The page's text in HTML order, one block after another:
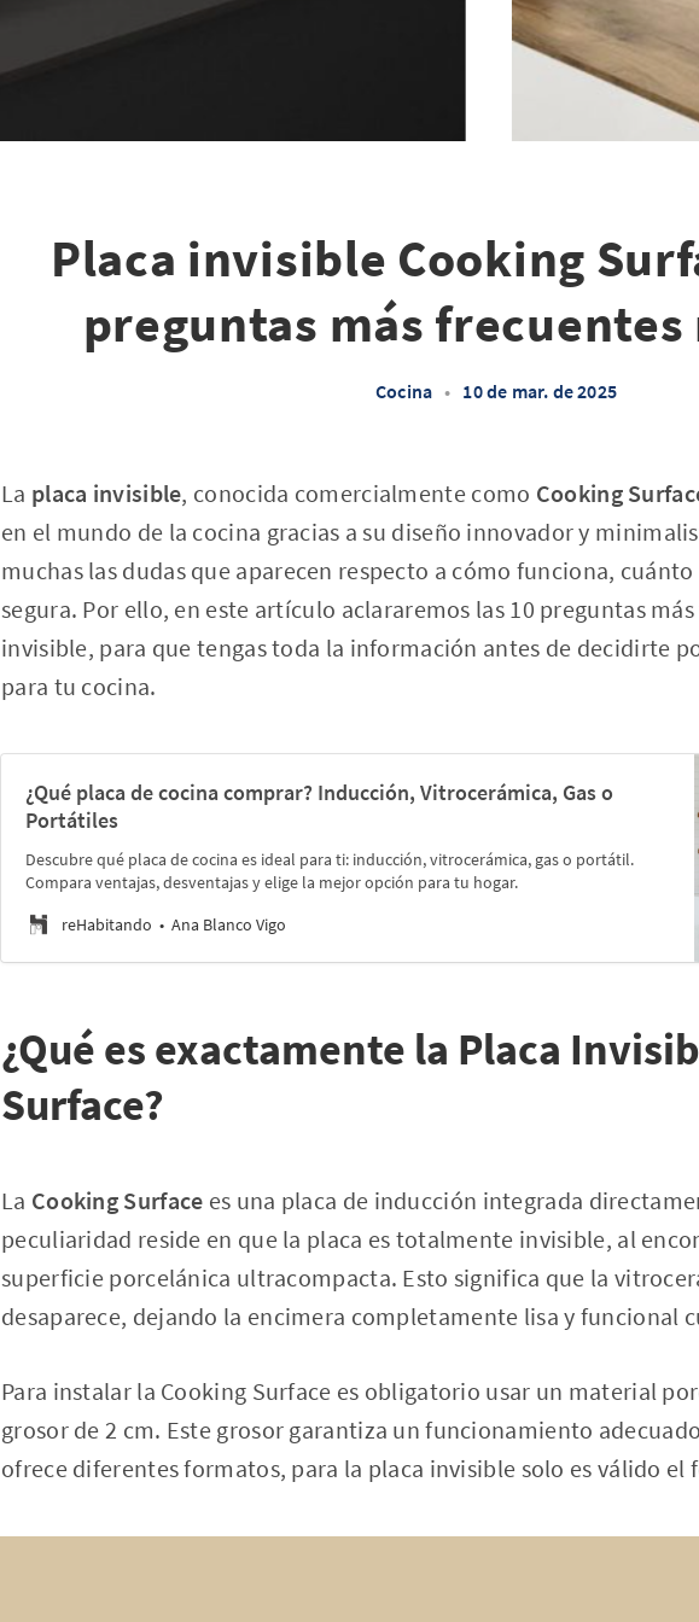
Placa invisible Cooking
preguntas más
Cocina • 10 de mar. de 2025
La placa invisible, conocida comercialmente como Cooking
en el mundo de la cocina gracias a su diseño innovador y
muchas las dudas que aparecen respecto a cómo funciona,
segura. Por ello, en este artículo aclararemos las 10 preguntas
invisible, para que tengas toda la información antes de decidirte
para tu cocina.
¿Qué placa de cocina comprar? Inducción, Vitrocerámica, Gas o
Portátiles
Descubre qué placa de cocina es ideal para ti: inducción, vitrocerámica, gas o portátil.
Compara ventajas, desventajas y elige la mejor opción para tu hogar.
reHabitando
Ana Blanco Vigo
¿Qué es exactamente la Placa
Surface?
La Cooking Surface es una placa de inducción integrada
peculiaridad reside en que la placa es totalmente invisible, al
superficie porcelánica ultracompacta. Esto significa que la
desaparece, dejando la encimera completamente lisa y funcional
Para instalar la Cooking Surface es obligatorio usar un material
grosor de 2 cm. Este grosor garantiza un funcionamiento
ofrece diferentes formatos, para la placa invisible solo es válido el